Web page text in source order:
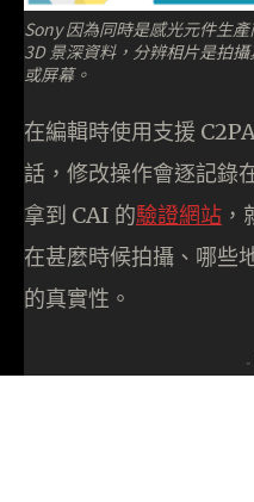
Sony 因為同時是感光元件生
3D 景深資料，分辨相片是拍
或屏幕。
在編輯時使用支援
話，修改操作會逐記錄
拿到 CAI 的驗證網站
在甚麼時候拍攝、哪些
的真實性。
-